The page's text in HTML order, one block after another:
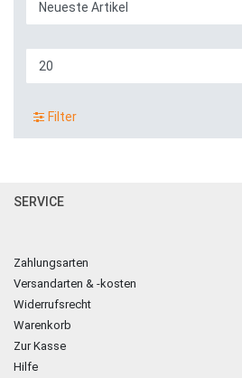
Filter
SERVICE
Zahlungsarten
Versandarten & -kosten
Widerrufsrecht
Warenkorb
Zur Kasse
Hilfe